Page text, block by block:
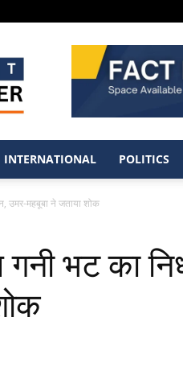
INTERNATIONAL POLITICS
उमर-महबूबा ने जताया शोक
गनी भट का